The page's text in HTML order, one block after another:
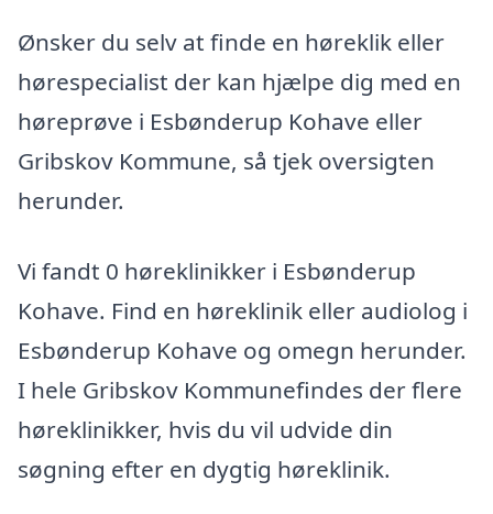
Ønsker du selv at finde en høreklik eller
hørespecialist der kan hjælpe dig med en
høreprøve i Esbønderup Kohave eller
Gribskov Kommune, så tjek oversigten
herunder.
Vi fandt 0 høreklinikker i Esbønderup
Kohave. Find en høreklinik eller audiolog i
Esbønderup Kohave og omegn herunder.
I hele Gribskov Kommunefindes der flere
høreklinikker, hvis du vil udvide din
søgning efter en dygtig høreklinik.